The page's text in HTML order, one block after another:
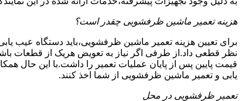
هزینه تعمیر ماشین ظرفشویی چقدر است؟
برای تعیین هزینه تعمیر ماشین ظرفشویی،باید دستگاه
نظر قطعی داد.از طرفی اگر نیاز به تعویض هریک از قطعات
قیمت پایین پس از پایان عملیات تعمیر را داشت.با این حال
یابی و تعمیر ماشین ظرفشویی از شما اخذ کنند.
تعمیر ظرفشویی در محل